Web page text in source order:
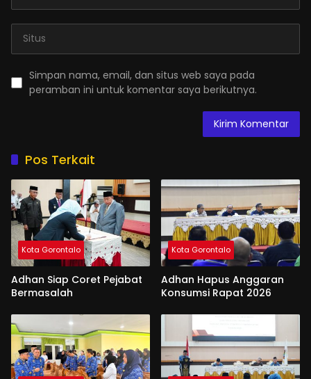
Simpan nama, email, dan situs web saya pada
peramban ini untuk komentar saya berikutnya.
Pos Terkait
Kota Gorontalo
Adhan Siap Coret Pejabat
Bermasalah
Kota Gorontalo
Adhan Hapus Anggaran
Konsumsi Rapat 2026